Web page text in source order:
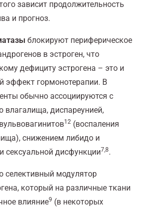
зависит продолжительность
и прогноз.
ы блокируют периферическое
в эстроген, что
дефициту эстрогена – это и
эффект гормонотерапии. В
обычно ассоциируются с
влагалища, диспареунией,
12 (воспаления
снижением либидо и
дисфункции7,8.
селективный модулятор
который на различные ткани
влияние9 (в некоторых